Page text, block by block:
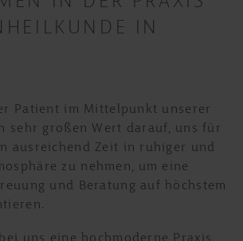
IN
Patient im Mittelpunkt unserer
sehr großen Wert darauf, uns für
ausreichend Zeit in ruhiger und
zu nehmen, um eine
und Beratung auf höchstem